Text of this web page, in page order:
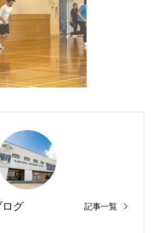
ログ 記事一覧